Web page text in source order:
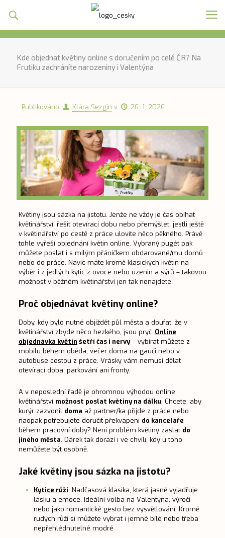
Kde objednat květiny online s doručením po celé ČR? Na
Frutiku zachráníte narozeniny i Valentýna
Publikováno Klára Sezgin v 26. 1. 2026
Květiny jsou sázka na jistotu. Jenže ne vždy je čas obíhat
květinářství, řešit otevírací dobu nebo přemýšlet, jestli ještě
v květinářství po cestě z práce ulovíte něco pěkného. Právě
tohle vyřeší objednání květin online. Vybraný pugét pak
můžete poslat i s milým přáníčkem obdarované/mu domů
nebo do práce. Navíc máte kromě klasických květin na
výběr i z jedlých kytic z ovoce nebo uzenin a sýrů – takovou
možnost v běžném květinářství jen tak nenajdete.
Proč objednávat květiny online?
Doby, kdy bylo nutné objíždět půl města a doufat, že v
květinářství zbyde něco hezkého, jsou pryč. Online
objednávka květin šetří čas i nervy– vybírat můžete z
mobilu během oběda, večer doma na gauči nebo v
autobuse cestou z práce. Vrásky vám nemusí dělat
otevírací doba, parkování ani fronty.
A v neposlední řadě je ohromnou výhodou online
květinářství možnost poslat květiny na dálku. Chcete, aby
kurýr zazvonil doma až partner/ka přijde z práce nebo
naopak potřebujete doručit překvapení do kanceláře
během pracovní doby? Není problém květiny zaslat do
jiného města. Dárek tak dorazí i ve chvíli, kdy u toho
nemůžete být osobně.
Jaké květiny jsou sázka na jistotu?
Kytice růží: Nadčasová klasika, která jasně vyjadřuje
lásku a emoce. Ideální volba na Valentýna, výročí
nebo jako romantické gesto bez vysvětlování. Kromě
rudých růží si můžete vybrat i jemné bílé nebo třeba
nepřehlédnutelné modré